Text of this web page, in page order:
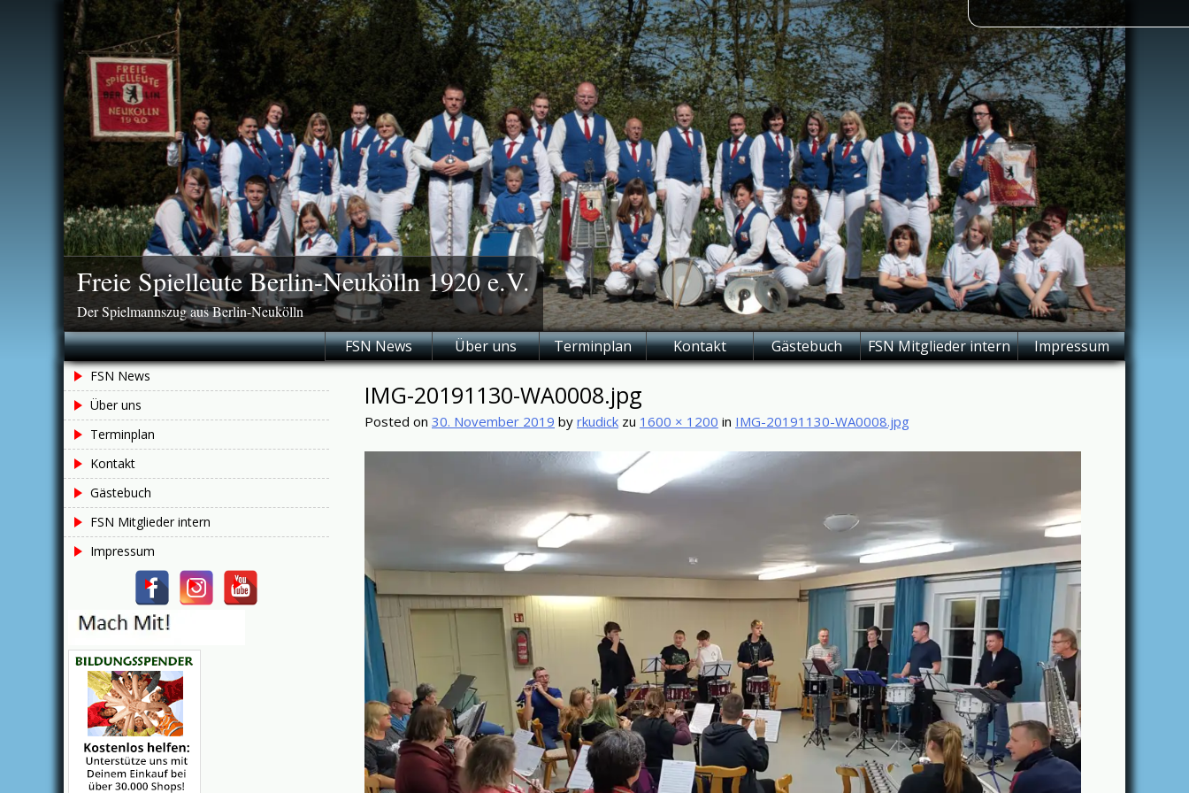
Freie Spielleute Berlin-Neukölln 1920 e.V.
Der Spielmannszug aus Berlin-Neukölln
FSN News Über uns Terminplan Kontakt Gästebuch FSN Mitglieder intern Impressum
IMG-20191130-WA0008.jpg
Posted on 30. November 2019 by rkudick zu 1600 × 1200 in IMG-20191130-WA0008.jpg
FSN News
Über uns
Terminplan
Kontakt
Gästebuch
FSN Mitglieder intern
Impressum